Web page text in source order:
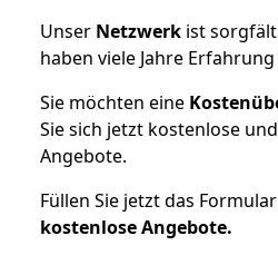
Unser Netzwerk ist
haben viele Jahre
Sie möchten eine
Sie sich jetzt kostenlose
Angebote.
Füllen Sie jetzt das
kostenloseAngebote.